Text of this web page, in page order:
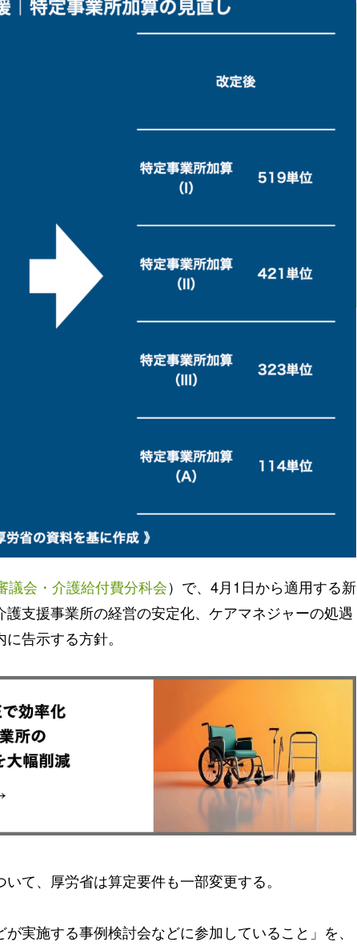
議会・介護給付費分科会）で、4月1日から適用する新
護支援事業所の経営の安定化、ケアマネジャーの処遇
告示する方針。
て、厚労省は算定要件も一部変更する。
実施する事例検討会などに参加していること」を、